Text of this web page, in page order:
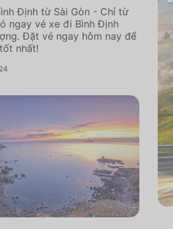
Định từ Sài Gòn - Chỉ từ
ngay vé xe đi Bình Định
Đặt vé ngay hôm nay để
nhất!